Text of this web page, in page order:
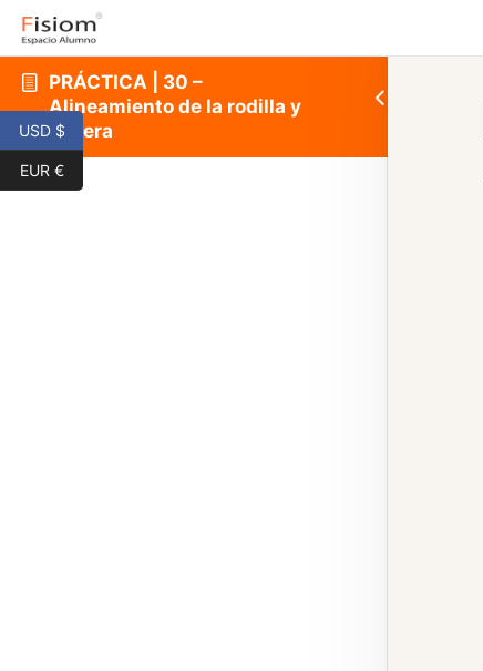
PRÁCTICA | 30 –
Alineamiento de la rodilla y
cadera
USD $
EUR €